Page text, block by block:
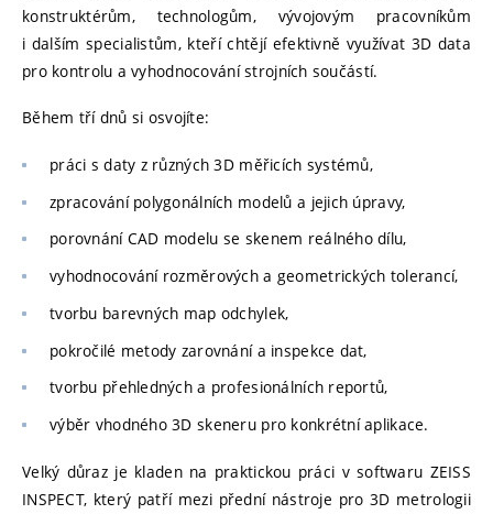
konstruktérům, technologům, vývojovým pracovníkům
i dalším specialistům, kteří chtějí efektivně využívat 3D data
pro kontrolu a vyhodnocování strojních součástí.
Během tří dnů si osvojíte:
práci s daty z různých 3D měřicích systémů,
zpracování polygonálních modelů a jejich úpravy,
porovnání CAD modelu se skenem reálného dílu,
vyhodnocování rozměrových a geometrických tolerancí,
tvorbu barevných map odchylek,
pokročilé metody zarovnání a inspekce dat,
tvorbu přehledných a profesionálních reportů,
výběr vhodného 3D skeneru pro konkrétní aplikace.
Velký důraz je kladen na praktickou práci v softwaru ZEISS
INSPECT, který patří mezi přední nástroje pro 3D metrologii